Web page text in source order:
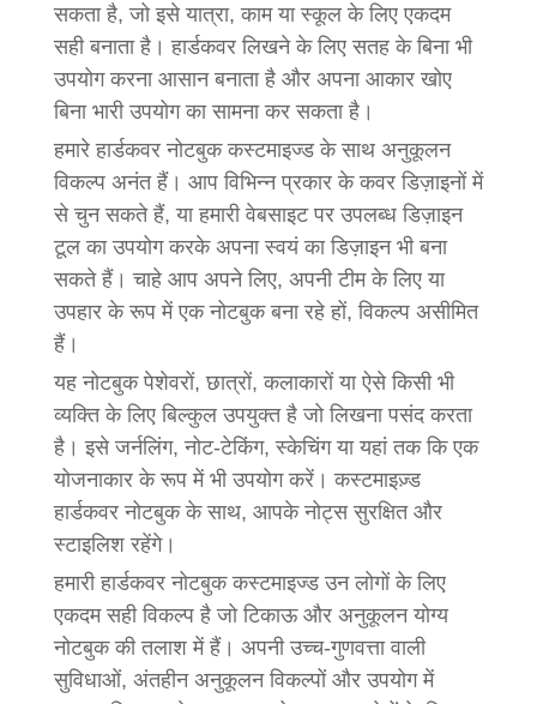
सकता है, जो इसे यात्रा, काम या स्कूल के लिए एकदम
सही बनाता है। हार्डकवर लिखने के लिए सतह के बिना भी
उपयोग करना आसान बनाता है और अपना आकार खोए
बिना भारी उपयोग का सामना कर सकता है।
हमारे हार्डकवर नोटबुक कस्टमाइज्ड के साथ अनुकूलन
विकल्प अनंत हैं। आप विभिन्न प्रकार के कवर डिज़ाइनों में
से चुन सकते हैं, या हमारी वेबसाइट पर उपलब्ध डिज़ाइन
टूल का उपयोग करके अपना स्वयं का डिज़ाइन भी बना
सकते हैं। चाहे आप अपने लिए, अपनी टीम के लिए या
उपहार के रूप में एक नोटबुक बना रहे हों, विकल्प असीमित
हैं।
यह नोटबुक पेशेवरों, छात्रों, कलाकारों या ऐसे किसी भी
व्यक्ति के लिए बिल्कुल उपयुक्त है जो लिखना पसंद करता
है। इसे जर्नलिंग, नोट-टेकिंग, स्केचिंग या यहां तक ​​कि एक
योजनाकार के रूप में भी उपयोग करें। कस्टमाइज़्ड
हार्डकवर नोटबुक के साथ, आपके नोट्स सुरक्षित और
स्टाइलिश रहेंगे।
हमारी हार्डकवर नोटबुक कस्टमाइज्ड उन लोगों के लिए
एकदम सही विकल्प है जो टिकाऊ और अनुकूलन योग्य
नोटबुक की तलाश में हैं। अपनी उच्च-गुणवत्ता वाली
सुविधाओं, अंतहीन अनुकूलन विकल्पों और उपयोग में